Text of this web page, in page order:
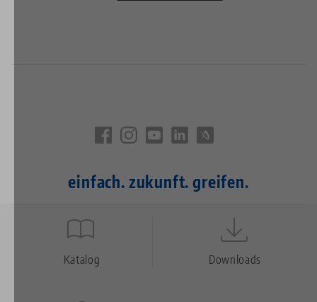
einfach. zukunft. greifen.
Quicklinks
Katalog Downloads